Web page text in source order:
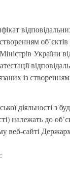
України
із створенням
діяльності з
належать до
веб-сайті